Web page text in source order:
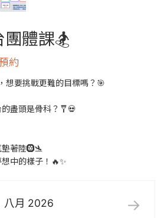
體課🏂
約
想要挑戰更難的目標嗎？🎯
盡頭是骨科？🩼💀
著陸🛞🛬
中的樣子！🔥✨
八月 2026